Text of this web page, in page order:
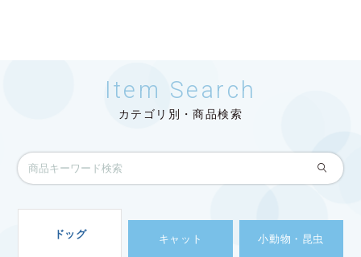
Item Search
カテゴリ別・商品検索
ドッグ キャット 小動物・昆虫